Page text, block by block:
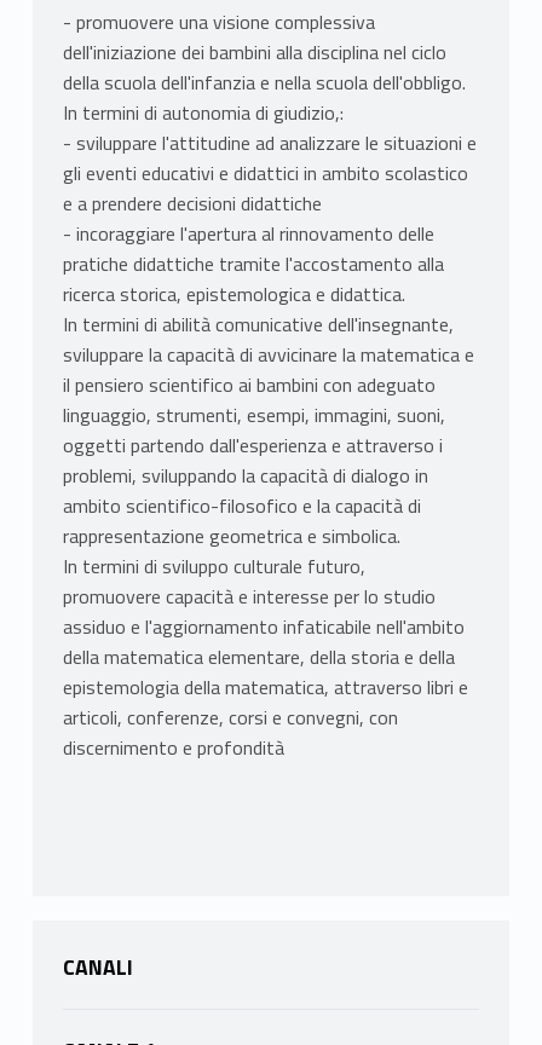
- promuovere una visione complessiva
dell'iniziazione dei bambini alla disciplina nel ciclo
della scuola dell'infanzia e nella scuola dell'obbligo.
In termini di autonomia di giudizio,:
- sviluppare l'attitudine ad analizzare le situazioni e
gli eventi educativi e didattici in ambito scolastico
e a prendere decisioni didattiche
- incoraggiare l'apertura al rinnovamento delle
pratiche didattiche tramite l'accostamento alla
ricerca storica, epistemologica e didattica.
In termini di abilità comunicative dell'insegnante,
sviluppare la capacità di avvicinare la matematica e
il pensiero scientifico ai bambini con adeguato
linguaggio, strumenti, esempi, immagini, suoni,
oggetti partendo dall'esperienza e attraverso i
problemi, sviluppando la capacità di dialogo in
ambito scientifico-filosofico e la capacità di
rappresentazione geometrica e simbolica.
In termini di sviluppo culturale futuro,
promuovere capacità e interesse per lo studio
assiduo e l'aggiornamento infaticabile nell'ambito
della matematica elementare, della storia e della
epistemologia della matematica, attraverso libri e
articoli, conferenze, corsi e convegni, con
discernimento e profondità
CANALI